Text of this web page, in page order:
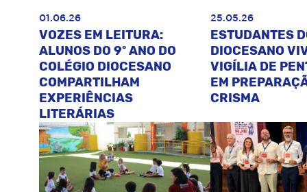
01.06.26
VOZES EM LEITURA:
ALUNOS DO 9º ANO DO
COLÉGIO DIOCESANO
COMPARTILHAM
EXPERIÊNCIAS
LITERÁRIAS
25.05.26
ESTUDANTES
DIOCESANO
VIGÍLIA DE
EM
CRISMA